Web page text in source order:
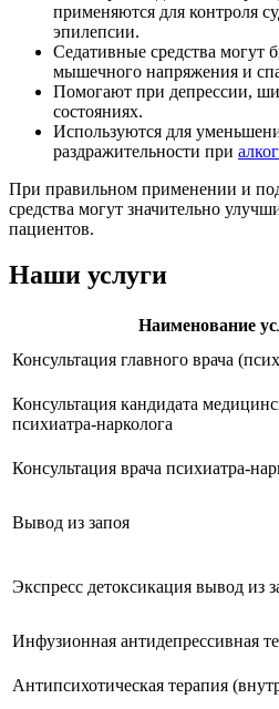
применяются для контроля
эпилепсии.
Седативные средства могут
мышечного напряжения и
Помогают при депрессии,
состояниях.
Используются для
раздражительности при
При правильном применении и
средства могут значительно
пациентов.
Наши услуги
Наименование
Консультация главного врача
Консультация кандидата
психиатра-нарколога
Консультация врача психиатра-
Вывод из запоя
Экспресс детоксикация вывод из
Инфузионная антидепрессивная
Антипсихотическая терапия